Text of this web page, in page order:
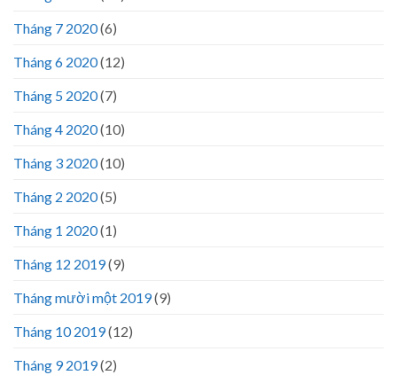
Tháng 7 2020(6)
Tháng 6 2020(12)
Tháng 5 2020(7)
Tháng 4 2020(10)
Tháng 3 2020(10)
Tháng 2 2020(5)
Tháng 1 2020(1)
Tháng 12 2019(9)
Tháng mười một 2019(9)
Tháng 10 2019(12)
Tháng 9 2019(2)